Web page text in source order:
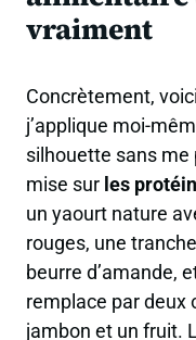
vraiment
Concrètement,
j’applique moi-
silhouette sans me
mise sur les
un yaourt nature
rouges, une
beurre d’amande,
remplace par deux
jambon et un fruit.